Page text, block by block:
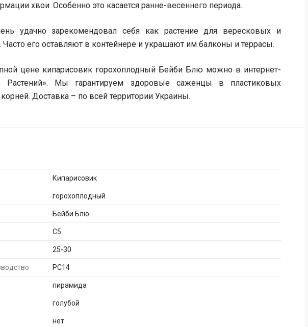
хвои. Особенно это касается ранне-весеннего периода.
удачно зарекомендовал себя как растение для вересковых и
его оставляют в контейнере и украшают им балконы и террасы.
цене кипарисовик горохоплодный Бейби Блю можно в интернет-
Растений». Мы гарантируем здоровые саженцы в пластиковых
Доставка – по всей территории Украины.
Кипарисовик
горохоплодный
Бейби Блю
C5
25-30
PC14
пирамида
голубой
нет